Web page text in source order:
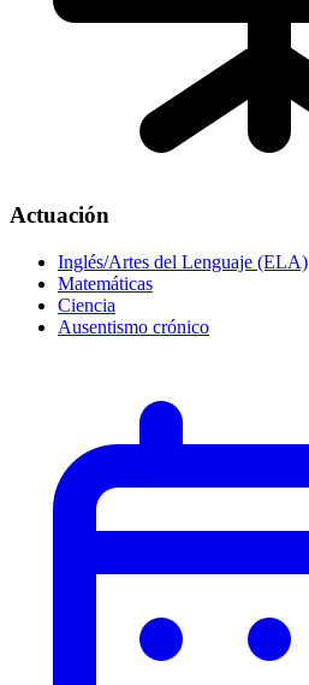
Actuación
Inglés/Artes del Lenguaje (ELA)
Matemáticas
Ciencia
Ausentismo crónico